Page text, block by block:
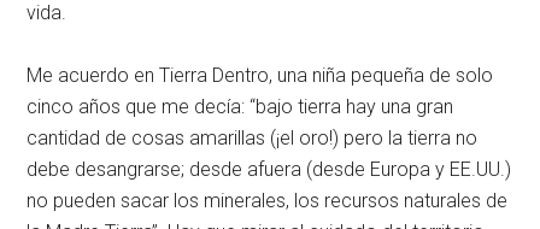
vida.
Me acuerdo en Tierra Dentro, una niña pequeña de solo
cinco años que me decía: “bajo tierra hay una gran
cantidad de cosas amarillas (¡el oro!) pero la tierra no
debe desangrarse; desde afuera (desde Europa y EE.UU.)
no pueden sacar los minerales, los recursos naturales de